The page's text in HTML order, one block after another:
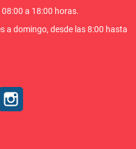
a 18:00 horas.
a domingo, desde las 8:00 hasta